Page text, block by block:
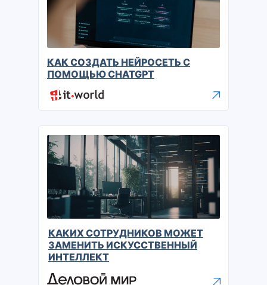
КАК СОЗДАТЬ НЕЙРОСЕТЬ С
ПОМОЩЬЮ CHATGPT
КАКИХ СОТРУДНИКОВ МОЖЕТ
ЗАМЕНИТЬ ИСКУССТВЕННЫЙ
ИНТЕЛЛЕКТ